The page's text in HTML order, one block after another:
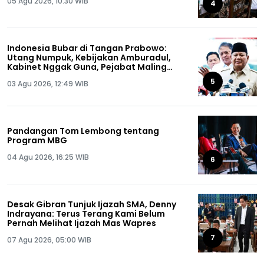
4
Indonesia Bubar di Tangan Prabowo:
Utang Numpuk, Kebijakan Amburadul,
Kabinet Nggak Guna, Pejabat Maling
03 Agu 2026, 12:49 WIB 5
Pandangan Tom Lembong tentang
Program MBG
04 Agu 2026, 16:25 WIB 6
Desak Gibran Tunjuk Ijazah SMA, Denny
Indrayana: Terus Terang Kami Belum
Pernah Melihat Ijazah Mas Wapres
07 Agu 2026, 05:00 WIB 7